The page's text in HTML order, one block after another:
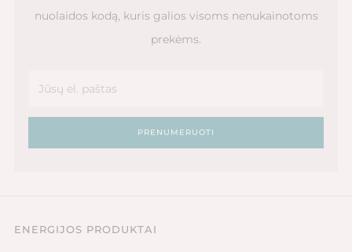
nuolaidos kodą, kuris galios visoms nenukainotoms
prekėms.
PRENUMERUOTI
ENERGIJOS PRODUKTAI